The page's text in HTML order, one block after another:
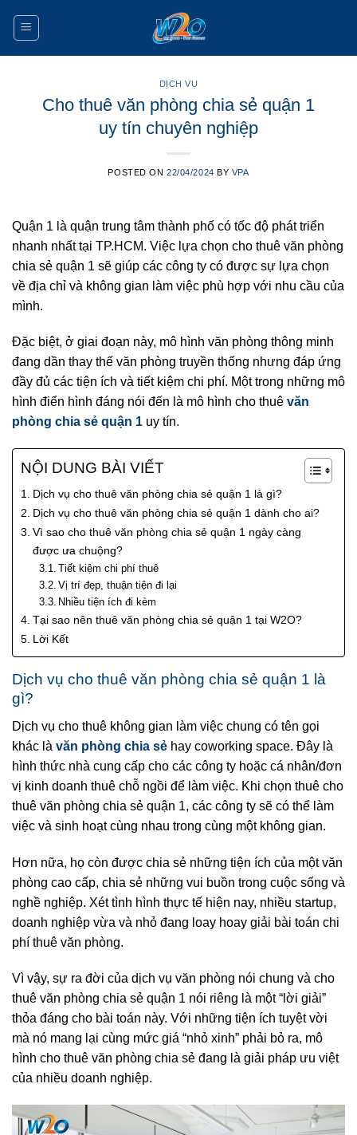
DỊCH VỤ
Cho thuê văn phòng chia sẻ quận 1
uy tín chuyên nghiệp
POSTED ON22/04/2024 BY VPA
Quận 1 là quận trung tâm thành phố có tốc độ phát triển
nhanh nhất tại TP.HCM. Việc lựa chọn cho thuê văn phòng
chia sẻ quận 1 sẽ giúp các công ty có được sự lựa chọn
về địa chỉ và không gian làm việc phù hợp với nhu cầu của
mình.
Đặc biệt, ở giai đoạn này, mô hình văn phòng thông minh
đang dần thay thế văn phòng truyền thống nhưng đáp ứng
đầy đủ các tiện ích và tiết kiệm chi phí. Một trong những mô
hình điển hình đáng nói đến là mô hình cho thuê văn
phòng chia sẻ quận 1 uy tín.
NỘI DUNG BÀI VIẾT
Dịch vụ cho thuê văn phòng chia sẻ quận 1 là gì?
Dịch vụ cho thuê văn phòng chia sẻ quận 1 dành cho ai?
Vì sao cho thuê văn phòng chia sẻ quận 1 ngày càng
được ưa chuộng?
Tiết kiệm chi phí thuê
Vị trí đẹp, thuận tiện đi lại
Nhiều tiện ích đi kèm
Tại sao nên thuê văn phòng chia sẻ quận 1 tại W2O?
Lời Kết
Dịch vụ cho thuê văn phòng chia sẻ quận 1 là
gì?
Dịch vụ cho thuê không gian làm việc chung có tên gọi
khác là văn phòng chia sẻ hay coworking space. Đây là
hình thức nhà cung cấp cho các công ty hoặc cá nhân/đơn
vị kinh doanh thuê chỗ ngồi để làm việc. Khi chọn thuê cho
thuê văn phòng chia sẻ quận 1, các công ty sẽ có thể làm
việc và sinh hoạt cùng nhau trong cùng một không gian.
Hơn nữa, họ còn được chia sẻ những tiện ích của một văn
phòng cao cấp, chia sẻ những vui buồn trong cuộc sống và
nghề nghiệp. Xét tình hình thực tế hiện nay, nhiều startup,
doanh nghiệp vừa và nhỏ đang loay hoay giải bài toán chi
phí thuê văn phòng.
Vì vậy, sự ra đời của dịch vụ văn phòng nói chung và cho
thuê văn phòng chia sẻ quận 1 nói riêng là một “lời giải”
thỏa đáng cho bài toán này. Với những tiện ích tuyệt vời
mà nó mang lại cùng mức giá “nhỏ xinh” phải bỏ ra, mô
hình cho thuê văn phòng chia sẻ đang là giải pháp ưu việt
của nhiều doanh nghiệp.